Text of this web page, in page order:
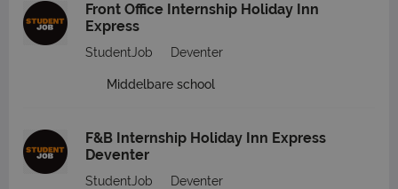
Front Office Internship Holiday Inn
Express
StudentJob Deventer
Middelbare school
F&B Internship Holiday Inn Express
Deventer
StudentJob Deventer